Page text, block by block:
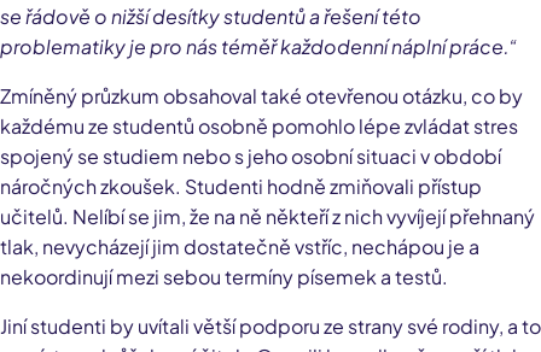
se řádově o nižší desítky studentů a řešení této
problematiky je pro nás téměř každodenní náplní práce.“
Zmíněný průzkum obsahoval také otevřenou otázku, co by
každému ze studentů osobně pomohlo lépe zvládat stres
spojený se studiem nebo s jeho osobní situaci v období
náročných zkoušek. Studenti hodně zmiňovali přístup
učitelů. Nelíbí se jim, že na ně někteří z nich vyvíjejí přehnaný
tlak, nevycházejí jim dostatečně vstříc, nechápou je a
nekoordinují mezi sebou termíny písemek a testů.
Jiní studenti by uvítali větší podporu ze strany své rodiny, a to